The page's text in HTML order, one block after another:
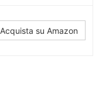
Acquista su Amazon